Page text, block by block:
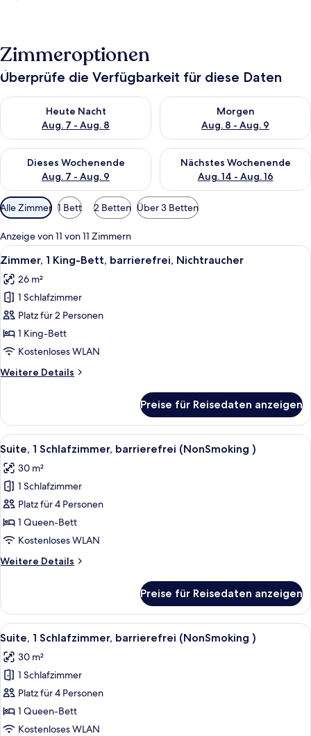
Zimmeroptionen
Überprüfe die Verfügbarkeit für diese Daten
Heute Nacht
Aug. 7 - Aug. 8
Überprüfe die Verfügbarkeit für heute Nacht, Aug. 7 - Aug. 8.
Morgen
Aug. 8 - Aug. 9
Überprüfe die Verfügbarkeit
Dieses Wochenende
Aug. 7 - Aug. 9
Überprüfe die Verfügbarkeit für dieses Wochenende, Aug. 7
Nächstes Wochenende
Aug. 14 - Aug. 16
Überprüfe die Verfügbarkeit
Verfügbare
Filter
für
Zimmer
Alle Zimmer 1 Bett 2 Betten Über 3 Betten
Anzeige von 11 von 11 Zimmern
Alle
Fotos
für
Zimmer,
1 King-
Bett,
barrierefrei,
anzeigen
Ein Hotelzimmer mit einem großen
4
Zimmer, 1 King-Bett, barrierefrei, Nichtraucher
26 m²
1 Schlafzimmer
Platz für 2 Personen
1 King-Bett
Kostenloses WLAN
Weitere Details
Weitere
1 King-
Bett,
barrierefrei,
Preise für Reisedaten anzeigen
Alle
Fotos
für
Suite,
1
Schlafzimmer,
barrierefrei
)
Ein Hotelzimmer mit einem roten
5
Suite, 1 Schlafzimmer, barrierefrei (NonSmoking )
30 m²
1 Schlafzimmer
Platz für 4 Personen
1 Queen-Bett
Kostenloses WLAN
Weitere Details
Weitere
1
Schlafzimmer,
barrierefrei
Preise für Reisedaten anzeigen
Alle
Fotos
für
Suite,
1
Schlafzimmer,
barrierefrei
Ein Hotelzimmer mit einem roten
4
Suite, 1 Schlafzimmer, barrierefrei (NonSmoking )
30 m²
1 Schlafzimmer
Platz für 4 Personen
1 Queen-Bett
Kostenloses WLAN